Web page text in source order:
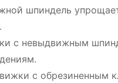
шпиндель
с невыдвижным
с обрезиненным